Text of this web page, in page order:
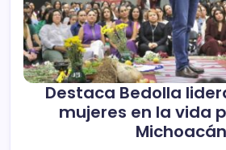
Destaca Bedolla
mujeres en la vida
Michoacán